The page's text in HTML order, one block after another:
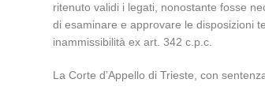
ritenuto validi i legati, nonostante fosse
di esaminare e approvare le disposizioni
inammissibilità ex art. 342 c.p.c.
La Corte d’Appello di Trieste, con